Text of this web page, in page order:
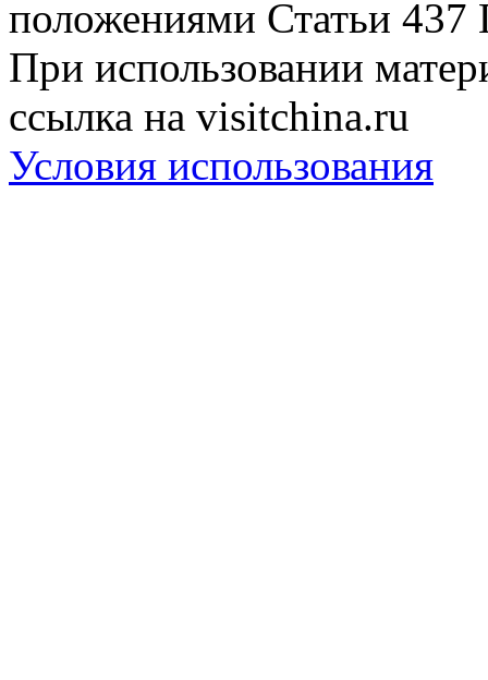
положениями Статьи 437
При использовании
ссылка на visitchina.ru
Условия использования